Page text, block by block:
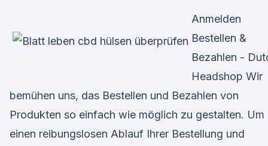
Anmelden
Bestellen &
Bezahlen -
Headshop Wir
bemühen uns, das Bestellen und Bezahlen von
Produkten so einfach wie möglich zu gestalten. Um
einen reibungslosen Ablauf Ihrer Bestellung und